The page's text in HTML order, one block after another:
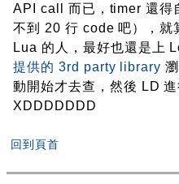
API call 而已，timer 還得
不到 20 行 code 吧），就
Lua 的人，最好也還是上
提供的 3rd party library
動開始才去查，然後 LD
XDDDDDDD
回到頁首